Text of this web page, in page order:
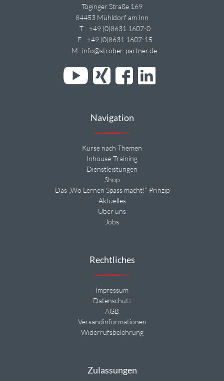
Töginger Straße 169
84453 Mühldorf am Inn
T
+49 (0)8631 1607-0
F
+49 (0)8631 1607-15
M info@strober-partner.de
Navigation
Kurse nach Themen
Inhouse-Training
Dienstleistungen
Shop
Das „Wo Lernen Spass macht!“ Prinzip
Aktuelles
Über uns
Jobs
Rechtliches
Impressum
Datenschutz
AGB
Versandinformationen
Widerrufsbelehrung
Zulassungen